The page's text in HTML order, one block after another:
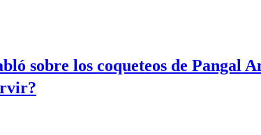
sobre los coqueteos de Pangal